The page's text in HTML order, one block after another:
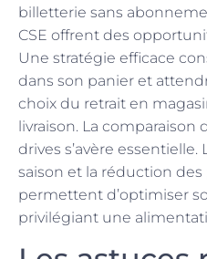
billetterie sans
CSE offrent des
Une stratégie efficace
dans son panier et
choix du retrait en
livraison. La comparaison
drives s’avère
saison et la réduction
permettent d’optimiser
privilégiant une